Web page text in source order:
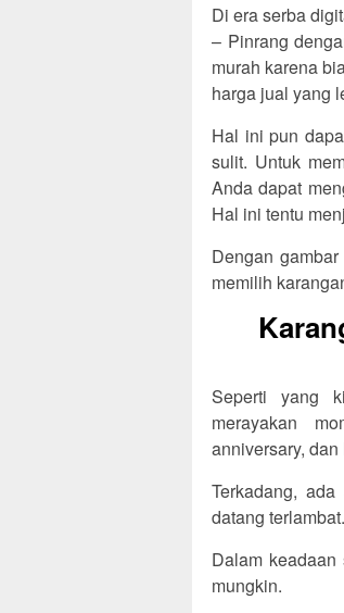
Di era serba
– Pinrang
murah karena
harga jual yang
Hal ini pun
sulit. Untuk
Anda dapat
Hal ini tentu
Dengan
memilih
Seperti yang
merayakan
anniversary,
Terkadang,
datang terlambat.
Dalam
mungkin.